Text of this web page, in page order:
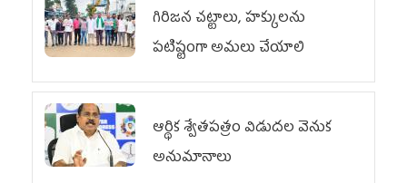
గిరిజన చట్టాలు, హక్కులను
పటిష్టంగా అమలు చేయాలి
ఆర్థిక శ్వేతపత్రం విడుదల వెనుక
అనుమానాలు